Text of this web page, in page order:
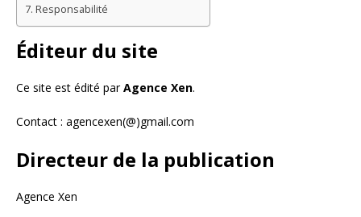
Responsabilité
Éditeur du site
Ce site est édité parAgence Xen.
Contact : agencexen(@)gmail.com
Directeur de la publication
Agence Xen